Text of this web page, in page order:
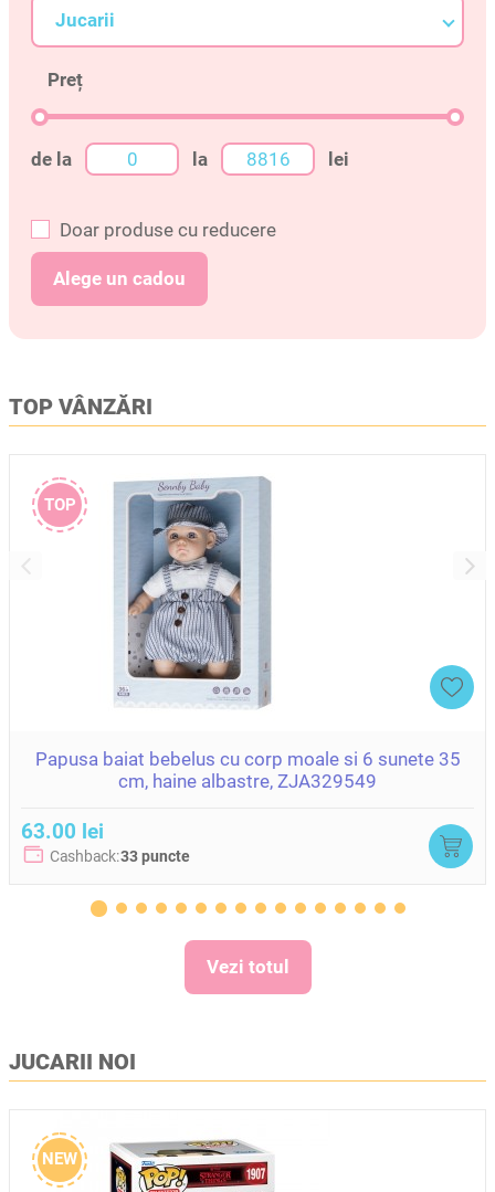
Jucarii
Preț
de la la lei
Doar produse cu reducere
Alege un cadou
TOP VÂNZĂRI
TOP
Papusa baiat bebelus cu corp moale si 6 sunete 35
cm, haine albastre, ZJA329549
63.00 lei
Cashback:33 puncte
Vezi totul
JUCARII NOI
NEW